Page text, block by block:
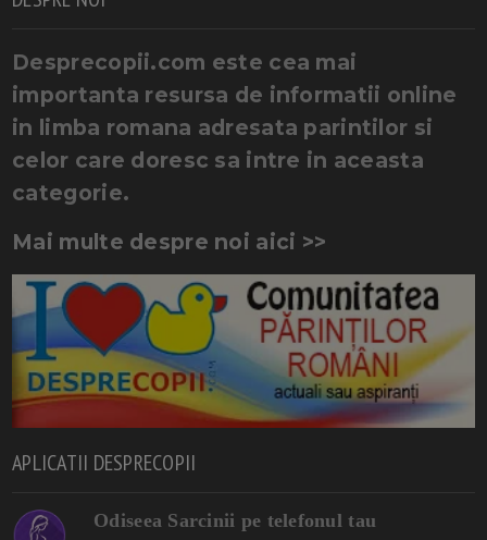
Desprecopii.com este cea mai
importanta resursa de informatii online
in limba romana adresata parintilor si
celor care doresc sa intre in aceasta
categorie.
Mai multe despre noi aici >>
APLICATII DESPRECOPII
Odiseea Sarcinii pe telefonul tau